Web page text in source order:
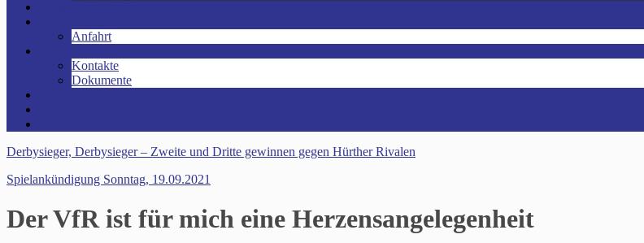
Anfahrt
Kontakte
Dokumente
Derbysieger, Derbysieger – Zweite und Dritte gewinnen gegen Hürther Rivalen
Spielankündigung Sonntag, 19.09.2021
Der VfR ist für mich eine Herzensangelegenheit